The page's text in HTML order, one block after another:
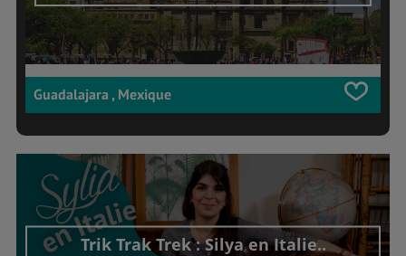
Guadalajara , Mexique
Trik Trak Trek : Silya en Italie..